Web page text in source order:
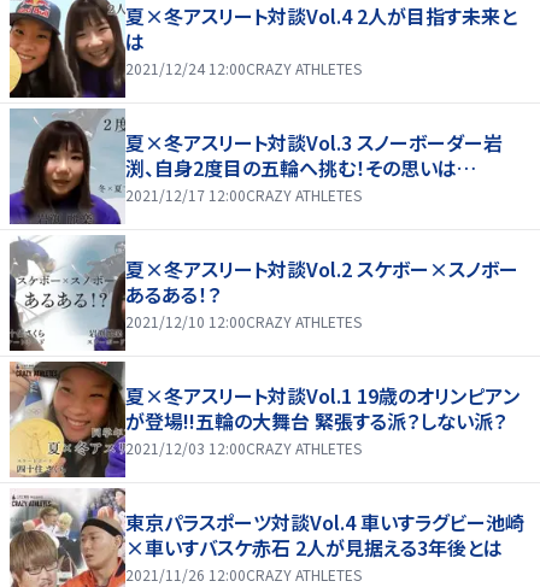
夏×冬アスリート対談Vol.4 2人が目指す未来と
は
2021/12/24 12:00CRAZY ATHLETES
夏×冬アスリート対談Vol.3 スノーボーダー岩
渕、自身2度目の五輪へ挑む！その思いは…
2021/12/17 12:00CRAZY ATHLETES
夏×冬アスリート対談Vol.2 スケボー×スノボー
あるある！？
2021/12/10 12:00CRAZY ATHLETES
夏×冬アスリート対談Vol.1 19歳のオリンピアン
が登場!!五輪の大舞台 緊張する派？しない派？
2021/12/03 12:00CRAZY ATHLETES
東京パラスポーツ対談Vol.4 車いすラグビー池崎
×車いすバスケ赤石 2人が見据える3年後とは
2021/11/26 12:00CRAZY ATHLETES